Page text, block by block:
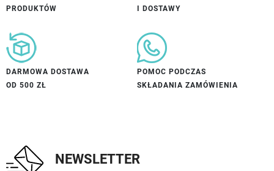
PRODUKTÓW
I DOSTAWY
DARMOWA DOSTAWA
OD 500 ZŁ
POMOC PODCZAS
SKŁADANIA ZAMÓWIENIA
NEWSLETTER